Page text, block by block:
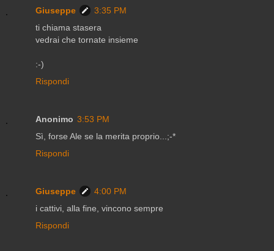
Giuseppe
3:35 PM
ti chiama stasera
vedrai che tornate insieme
:-)
Rispondi
Anonimo 3:53 PM
Sì, forse Ale se la merita proprio...;-*
Rispondi
Giuseppe
4:00 PM
i cattivi, alla fine, vincono sempre
Rispondi